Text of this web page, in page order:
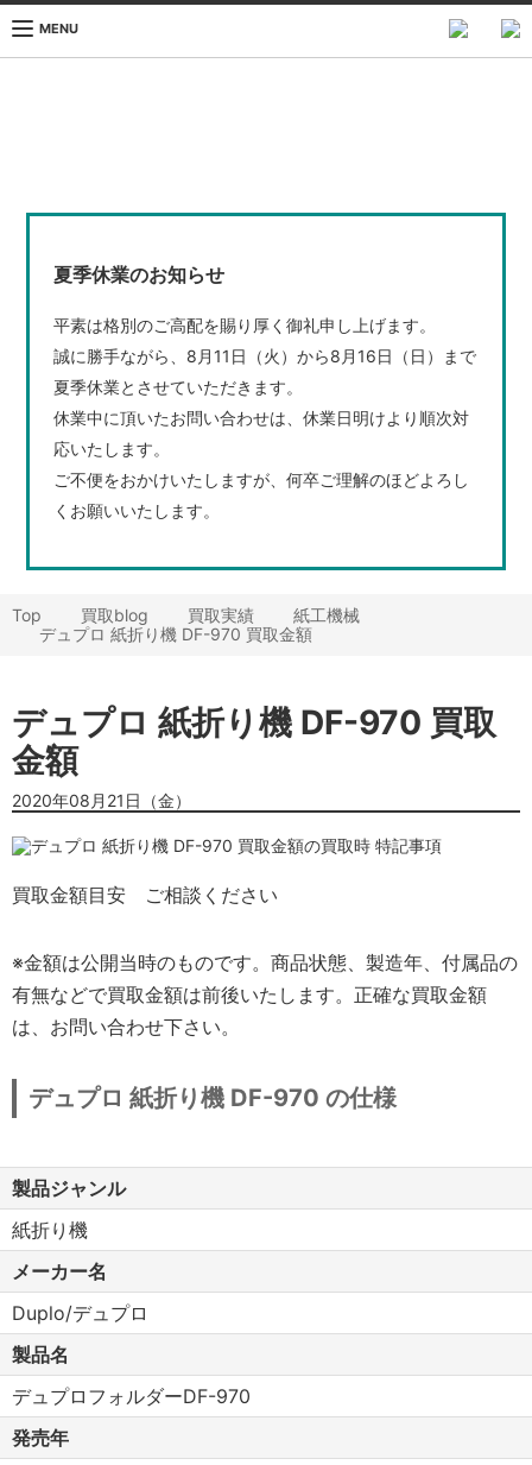
MENU
夏季休業のお知らせ
平素は格別のご高配を賜り厚く御礼申し上げます。
誠に勝手ながら、8月11日（火）から8月16日（日）まで
夏季休業とさせていただきます。
休業中に頂いたお問い合わせは、休業日明けより順次対
応いたします。
ご不便をおかけいたしますが、何卒ご理解のほどよろし
くお願いいたします。
Top 買取blog 買取実績
紙工機械
デュプロ 紙折り機 DF-970 買取金額
デュプロ 紙折り機 DF-970 買取
金額
2020年08月21日（金）
買取金額目安 ご相談ください
※金額は公開当時のものです。商品状態、製造年、付属品の
有無などで買取金額は前後いたします。正確な買取金額
は、お問い合わせ下さい。
デュプロ 紙折り機 DF-970 の仕様
製品ジャンル
紙折り機
メーカー名
Duplo/デュプロ
製品名
デュプロフォルダーDF-970
発売年